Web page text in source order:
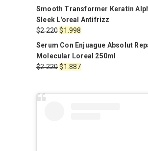
precio
original
era:
$2.470.
precio
actual
es:
$2.100.
Smooth Transformer Keratin
Sleek L'oreal Antifrizz
$2.220El
precio
original
era:
$2.220.
$1.998
precio
actual
es:
$1.998.
Serum Con Enjuague Absolut
Molecular Loreal 250ml
$2.220El
$1.887El